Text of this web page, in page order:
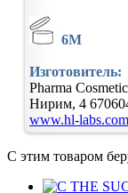
6M
Изготовитель:
Pharma
Нирим, 4
www.hl-labs.com
С этим товаром